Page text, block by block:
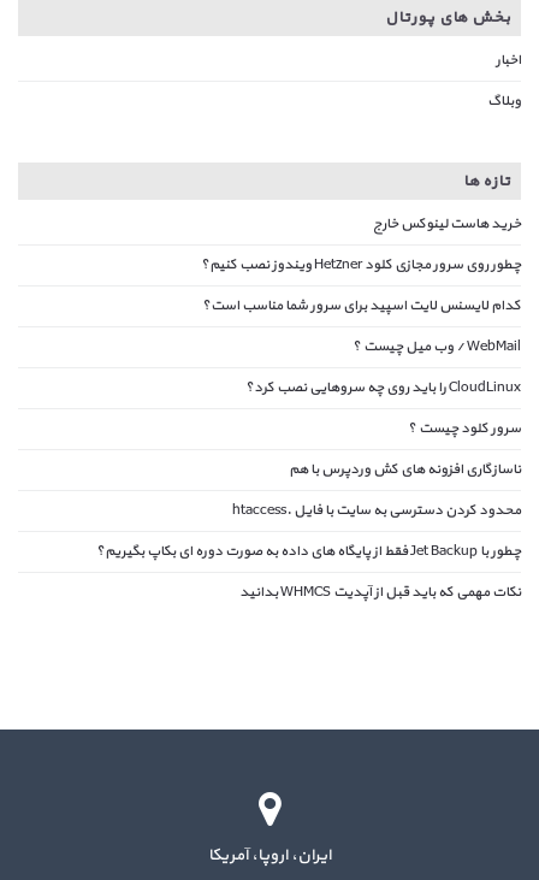
بخش های پورتال
اخبار
وبلاگ
تازه ها
خرید هاست لینوکس خارج
چطور روی سرور مجازی کلود Hetzner ویندوز نصب کنیم؟
کدام لایسنس لایت اسپید برای سرور شما مناسب است؟
WebMail / وب میل چیست ؟
CloudLinux را باید روی چه سروهایی نصب کرد؟
سرور کلود چیست ؟
ناسازگاری افزونه های کش وردپرس با هم
محدود کردن دسترسی به سایت با فایل .htaccess
چطور با Jet Backup فقط از پایگاه های داده به صورت دوره ای بکاپ بگیریم؟
نکات مهمی که باید قبل از آپدیت WHMCS بدانید
ایران، اروپا، آمریکا